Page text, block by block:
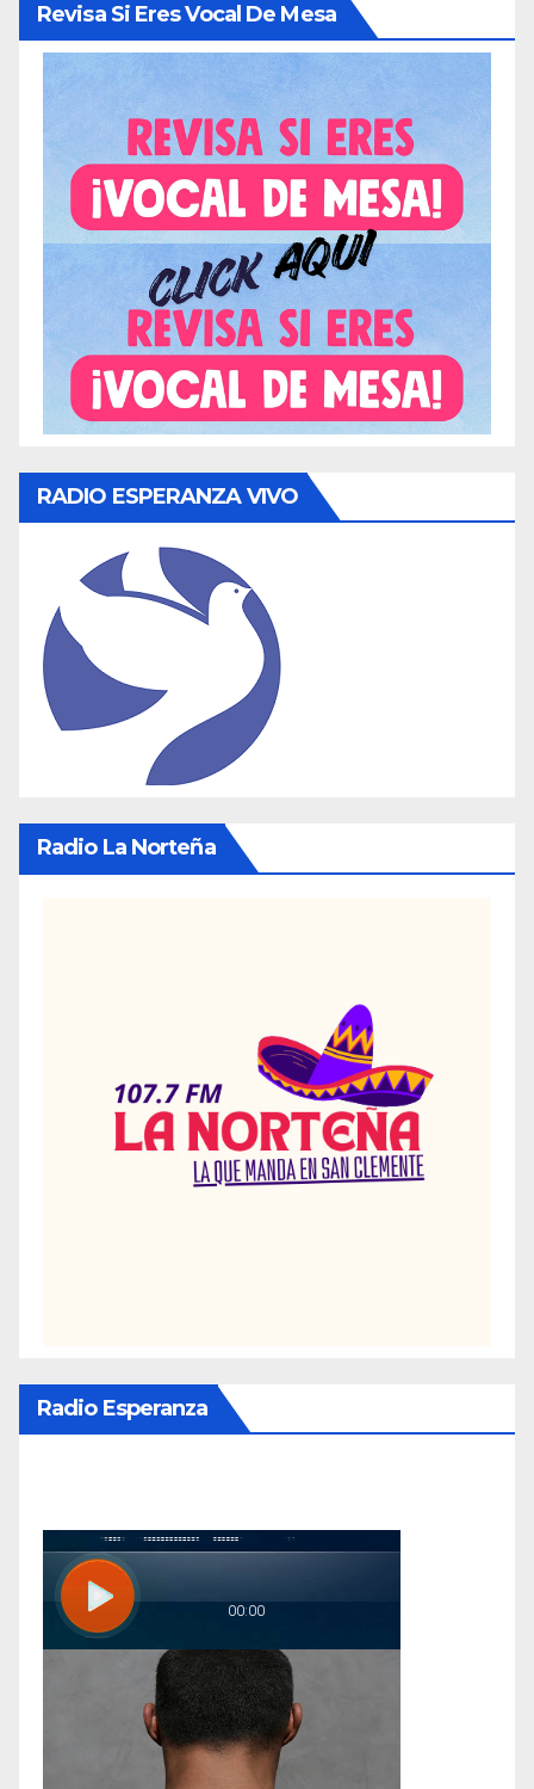
Revisa Si Eres Vocal De Mesa
RADIO ESPERANZA VIVO
Radio La Norteña
Radio Esperanza